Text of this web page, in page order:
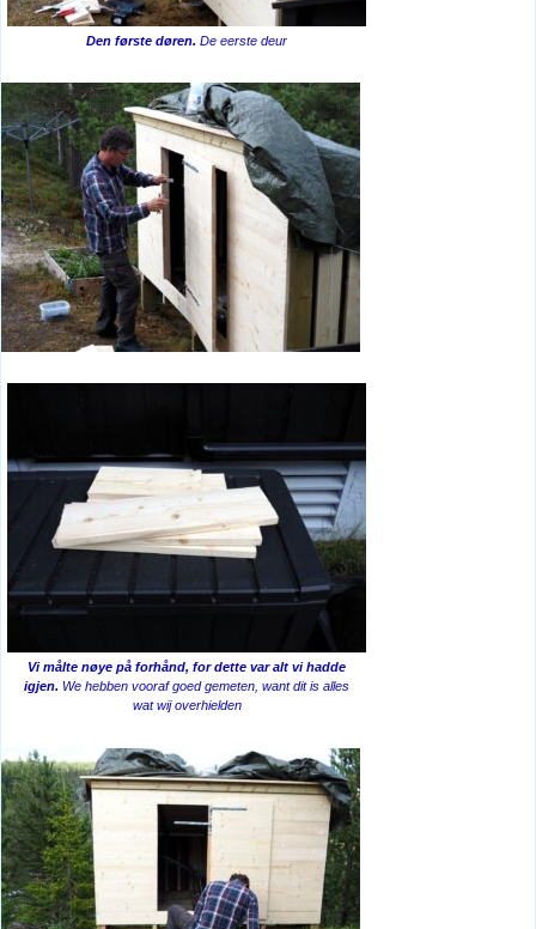
Den første døren. De eerste deur
Vi målte nøye på forhånd, for dette var alt vi hadde
igjen. We hebben vooraf goed gemeten, want dit is alles
wat wij overhielden